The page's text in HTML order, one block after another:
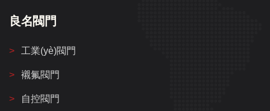
良名閥門
工業(yè)閥門
襯氟閥門
自控閥門